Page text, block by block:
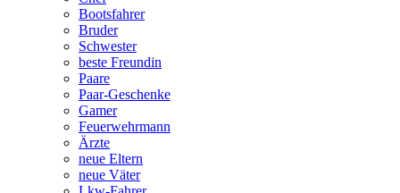
Bootsfahrer
Bruder
Schwester
beste Freundin
Paare
Paar-Geschenke
Gamer
Feuerwehrmann
Ärzte
neue Eltern
neue Väter